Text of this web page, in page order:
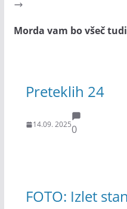
Morda vam bo všeč tudi
Preteklih 24
14.09. 20250
FOTO: Izlet